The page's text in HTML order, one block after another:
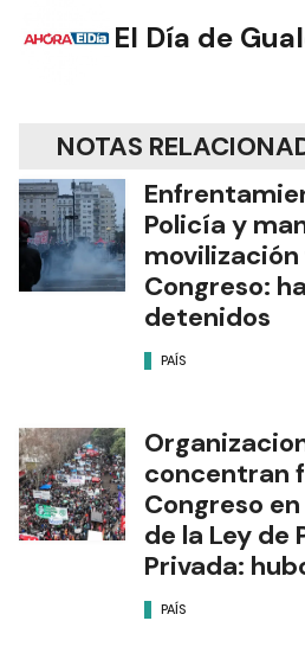
El Día de
NOTAS
Policía y
Congreso:
detenidos
PAÍS
concentran
Congreso
de la Ley de
Privada:
PAÍS